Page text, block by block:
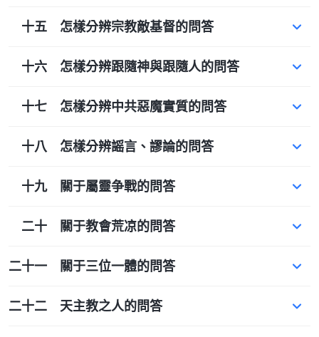
十五 怎樣分辨宗教敵基督的問答
十六 怎樣分辨跟隨神與跟隨人的問答
十七 怎樣分辨中共惡魔實質的問答
十八 怎樣分辨謡言、謬論的問答
十九 關于屬靈争戰的問答
二十 關于教會荒凉的問答
二十一 關于三位一體的問答
二十二 天主教之人的問答